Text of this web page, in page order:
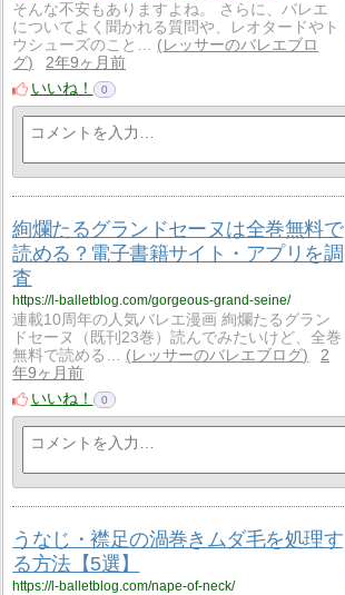
そんな不安もありますよね。 さらに、バレエ
についてよく聞かれる質問や、レオタードやト
ウシューズのこと…
レッサーのバレエブロ
グ
2年9ヶ月前
いいね！
0
絢爛たるグランドセーヌは全巻無料で
読める？電子書籍サイト・アプリを調
査
https://l-balletblog.com/gorgeous-grand-seine/
連載10周年の人気バレエ漫画 絢爛たるグラン
ドセーヌ（既刊23巻）読んでみたいけど、全巻
無料で読める…
レッサーのバレエブログ
2
年9ヶ月前
いいね！
0
うなじ・襟足の渦巻きムダ毛を処理す
る方法【5選】
https://l-balletblog.com/nape-of-neck/